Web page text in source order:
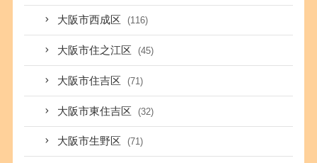
大阪市西成区 (116)
大阪市住之江区 (45)
大阪市住吉区 (71)
大阪市東住吉区 (32)
大阪市生野区 (71)